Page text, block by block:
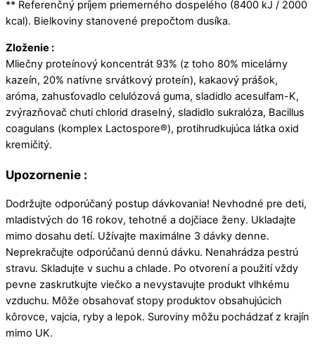
** Referenčný príjem priemerného dospelého (8400 kJ / 2000
kcal). Bielkoviny stanovené prepočtom dusíka.
Zloženie :
Mliečny proteínový koncentrát 93% (z toho 80% micelárny
kazeín, 20% natívne srvátkový proteín), kakaový prášok,
aróma, zahusťovadlo celulózová guma, sladidlo acesulfam-K,
zvýrazňovač chuti chlorid draselný, sladidlo sukralóza, Bacillus
coagulans (komplex Lactospore®), protihrudkujúca látka oxid
kremičitý.
Upozornenie :
Dodržujte odporúčaný postup dávkovania! Nevhodné pre deti,
mladistvých do 16 rokov, tehotné a dojčiace ženy. Ukladajte
mimo dosahu detí. Užívajte maximálne 3 dávky denne.
Neprekračujte odporúčanú dennú dávku. Nenahrádza pestrú
stravu. Skladujte v suchu a chlade. Po otvorení a použití vždy
pevne zaskrutkujte viečko a nevystavujte produkt vlhkému
vzduchu. Môže obsahovať stopy produktov obsahujúcich
kôrovce, vajcia, ryby a lepok. Suroviny môžu pochádzať z krajín
mimo UK.